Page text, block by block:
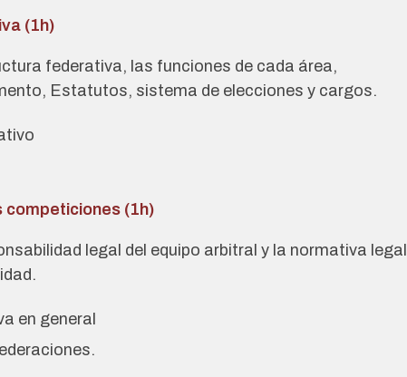
(1h)
federativa, las funciones de cada área,
Estatutos, sistema de elecciones y cargos.
competiciones (1h)
legal del equipo arbitral y la normativa legal
en general